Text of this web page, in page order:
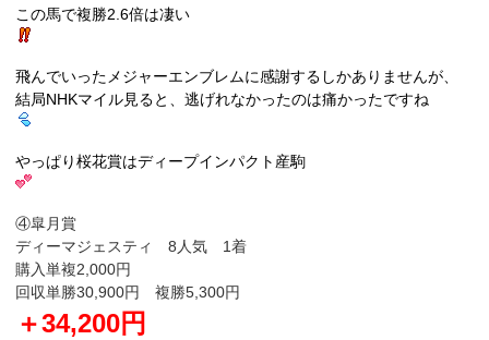
この馬で複勝2.6倍は凄い
飛んでいったメジャーエンブレムに感謝するしかありませんが、
結局NHKマイル見ると、逃げれなかったのは痛かったですね
やっぱり桜花賞はディープインパクト産駒
④皐月賞
ディーマジェスティ 8人気 1着
購入単複2,000円
回収単勝30,900円 複勝5,300円
＋34,200円